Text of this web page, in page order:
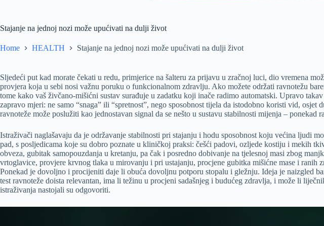
Stajanje na jednoj nozi može upućivati na dulji život
Home HEALTH Stajanje na jednoj nozi može upućivati na dulji život
Sljedeći put kad morate čekati u redu, primjerice na šalteru za prijavu u zračnoj luci, dio vremena
provjera koja u sebi nosi važnu poruku o funkcionalnom zdravlju. Ako možete održati ravnotežu
tome kako vaš živčano-mišićni sustav surađuje u zadatku koji inače radimo automatski. Upravo
zapravo mjeri: ne samo “snaga” ili “spretnost”, nego sposobnost tijela da istodobno koristi vid,
ravnoteže može poslužiti kao jednostavan signal da se nešto u sustavu stabilnosti mijenja –
Istraživači naglašavaju da je održavanje stabilnosti pri stajanju i hodu sposobnost koju većina ljudi
pad, s posljedicama koje su dobro poznate u kliničkoj praksi: češći padovi, ozljede kostiju i mekih
obveza, gubitak samopouzdanja u kretanju, pa čak i posredno dobivanje na tjelesnoj masi zbog
vrtoglavice, provjere krvnog tlaka u mirovanju i pri ustajanju, procjene gubitka mišićne mase i
Ponekad je dovoljno i procijeniti daje li obuća dovoljnu potporu stopalu i gležnju. Ideja je naizgled
test ravnoteže doista relevantan, ima li težinu u procjeni sadašnjeg i budućeg zdravlja, i može li
istraživanja nastojali su odgovoriti.